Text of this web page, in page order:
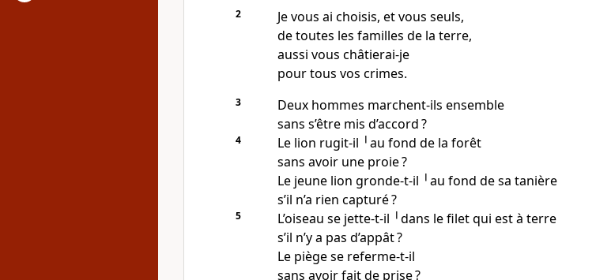
2
Je vous ai choisis, et vous seuls,
de toutes les familles de la terre,
aussi vous châtierai-je
pour tous vos crimes.
3
Deux hommes marchent-ils ensemble
sans s’être mis d’accord ?
4
Le lion rugit-il ╵au fond de la forêt
sans avoir une proie ?
Le jeune lion gronde-t-il ╵au fond de sa tanière
s’il n’a rien capturé ?
5
L’oiseau se jette-t-il ╵dans le filet qui est à terre
s’il n’y a pas d’appât ?
Le piège se referme-t-il
sans avoir fait de prise ?